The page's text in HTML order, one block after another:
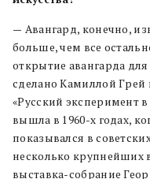
— Авангард, конечно,
больше, чем все
открытие авангарда
сделано Камиллой Грей
«Русский эксперимент в
вышла в 1960-х годах,
показывался в
несколько крупнейших
выставка-собрание